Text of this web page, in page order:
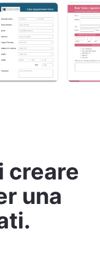
creare
una